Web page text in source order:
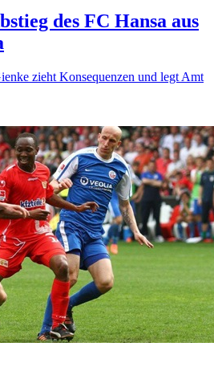
des FC Hansa aus
zieht Konsequenzen und legt Amt